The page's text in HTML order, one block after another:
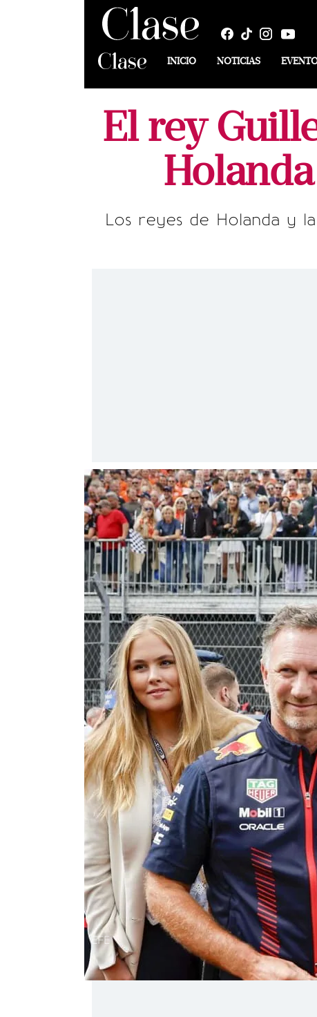
INICIO NOTICIAS
El rey
Los reyes de Holanda y
EFE